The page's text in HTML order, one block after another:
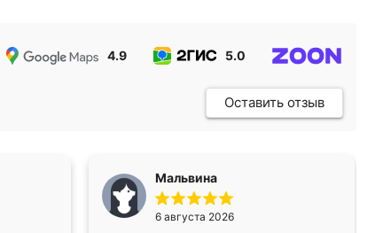
4.9 5.0
Оставить отзыв
Мальвина
6 августа 2026